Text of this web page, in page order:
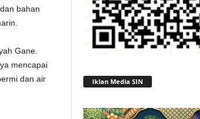
bahan
Gane.
mencapai
dan air
Iklan Media SIN